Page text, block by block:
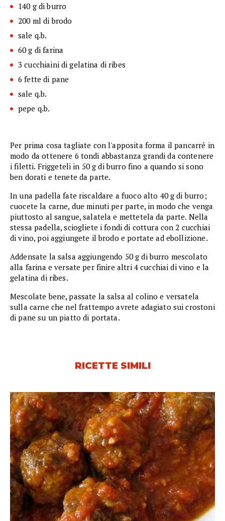
140 g di burro
200 ml di brodo
sale q.b.
60 g di farina
3 cucchiaini di gelatina di ribes
6 fette di pane
sale q.b.
pepe q.b.
Per prima cosa tagliate con l'apposita forma il pancarré in
modo da ottenere 6 tondi abbastanza grandi da contenere
i filetti. Friggeteli in 50 g di burro fino a quando si sono
ben dorati e tenete da parte.
In una padella fate riscaldare a fuoco alto 40 g di burro;
cuocete la carne, due minuti per parte, in modo che venga
piuttosto al sangue, salatela e mettetela da parte. Nella
stessa padella, sciogliete i fondi di cottura con 2 cucchiai
di vino, poi aggiungete il brodo e portate ad ebollizione.
Addensate la salsa aggiungendo 50 g di burro mescolato
alla farina e versate per finire altri 4 cucchiai di vino e la
gelatina di ribes.
Mescolate bene, passate la salsa al colino e versatela
sulla carne che nel frattempo avrete adagiato sui crostoni
di pane su un piatto di portata.
RICETTE SIMILI